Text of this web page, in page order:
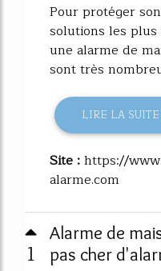
Pour protéger
solutions les
une alarme de
sont très
LIRE LA SUITE
Site :https://
alarme.com
1
Alarme de
pas cher